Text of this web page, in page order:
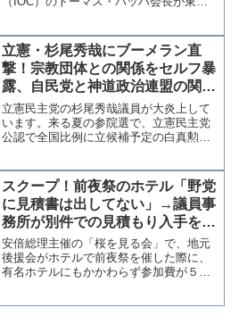
ャイニーズピープル」と言い間違え慌て
て訂正したことについて「バ...
立憲・杉尾秀哉にブーメラン直
撃！宗教団体との関係をセルフ暴
露、自民党と神道政治連盟の関係
追及直後 蓮舫「自分はいいん
だ」【KSLチャンネル】
立憲民主党の杉尾秀哉議員が大炎上して
います。来る夏の参院選で、立憲民主党
公認で全国比例に立候補予定の白真勲さ
報告をさせて頂きました。白さんのユー
モラスで元気一杯のしゃべ...
スクープ！前夜祭のホテル「野党
に見積書は出してない」→議員事
務所が別件での見積もり入手を認
める「最低１万円」もマスコミの
捏造と判明
安倍総理主催の「桜を見る会」で、地元
後援会がホテルで前夜祭を催した際に、
有名ホテルにもかかわらず参加費が５０